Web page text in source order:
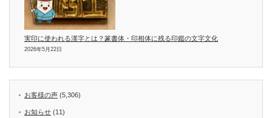
実印に使われる漢字とは？篆書体・印相体に残る印鑑の文字文化
2026年5月22日
お客様の声 (5,306)
お知らせ (11)